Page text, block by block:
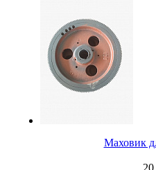
Маховик
20